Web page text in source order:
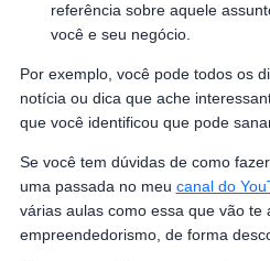
referência sobre aquele
você e seu negócio.
Por exemplo, você pode todos os
notícia ou dica que ache
que você identificou que pode
Se você tem dúvidas de como
uma passada no meu canal do
várias aulas como essa que vão te
empreendedorismo, de forma